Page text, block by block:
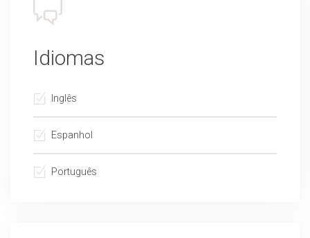
Idiomas
Inglês
Espanhol
Português